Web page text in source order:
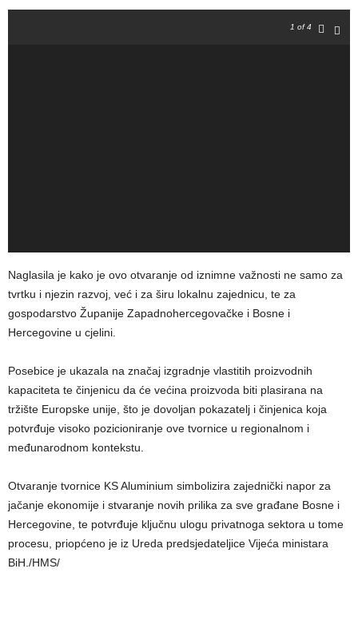
1 of 4
Naglasila je kako je ovo otvaranje od iznimne važnosti ne samo za
tvrtku i njezin razvoj, već i za širu lokalnu zajednicu, te za
gospodarstvo Županije Zapadnohercegovačke i Bosne i
Hercegovine u cjelini.
Posebice je ukazala na značaj izgradnje vlastitih proizvodnih
kapaciteta te činjenicu da će većina proizvoda biti plasirana na
tržište Europske unije, što je dovoljan pokazatelj i činjenica koja
potvrđuje visoko pozicioniranje ove tvornice u regionalnom i
međunarodnom kontekstu.
Otvaranje tvornice KS Aluminium simbolizira zajednički napor za
jačanje ekonomije i stvaranje novih prilika za sve građane Bosne i
Hercegovine, te potvrđuje ključnu ulogu privatnoga sektora u tome
procesu, priopćeno je iz Ureda predsjedateljice Vijeća ministara
BiH./HMS/